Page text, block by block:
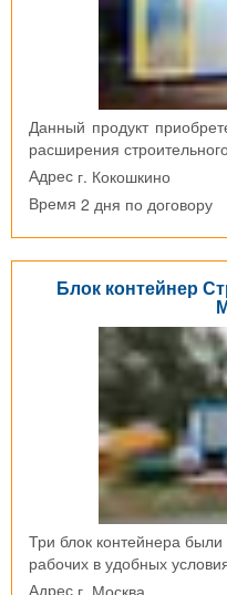
Данный продукт
расширения
Адрес г. Кокошкино
Время 2 дня по договору
Блок контейнер
Три блок контейнера
рабочих в удобных
Адрес